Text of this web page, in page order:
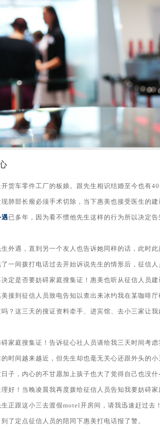
货车零件工厂的板娘。跟先生相识结婚至今也有
肺部长瘤必须手术切除，当下惠美也接受医生的
遇已多年，因为看不惯他先生这样的行为所以决定告
外遇，直到另一个友人也告诉她同样的话，此时
一间拨打电话过去开始诉说先生的情形后，征信
定是否要妨碍家庭搜集证！惠美也听从征信人员
接到征信人员致电告知以查出来冰约我在某咖啡
？这三天的搜证资料牵手、进宾馆、去小三家让我
家庭搜集证！告诉征心社人员请给我三天时间考
时间越来越近，但先生却也毫无关心还跟外头的
子，内心的不甘愿加上孩子也大了觉得自己也没
好！当晚凌晨我再度拨给征信人员告知我要妨碍
正跟这小三去渡假motel开房间，请我迅速赶过去
了定点征信人员的陪同下惠美打电话报了警。